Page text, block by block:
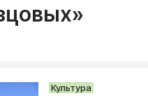
Культура